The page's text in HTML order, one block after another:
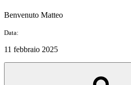
Benvenuto Matteo
Data:
11 febbraio 2025